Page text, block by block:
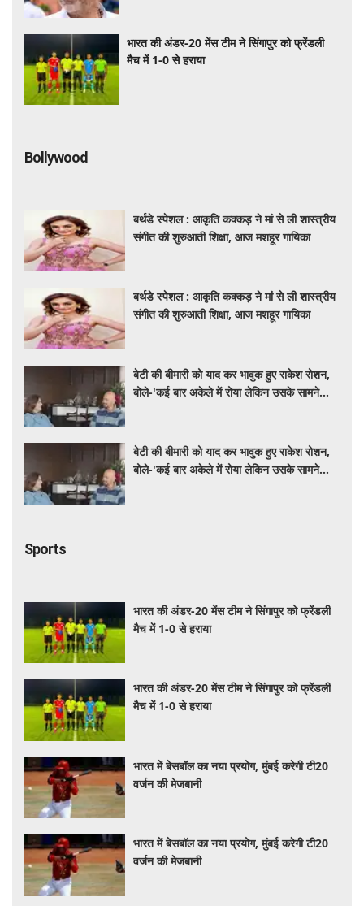
भारत की अंडर-20 मेंस टीम ने सिंगापुर को फ्रेंडली
मैच में 1-0 से हराया
Bollywood
बर्थडे स्पेशल : आकृति कक्कड़ ने मां से ली शास्त्रीय
संगीत की शुरुआती शिक्षा, आज मशहूर गायिका
बर्थडे स्पेशल : आकृति कक्कड़ ने मां से ली शास्त्रीय
संगीत की शुरुआती शिक्षा, आज मशहूर गायिका
बेटी की बीमारी को याद कर भावुक हुए राकेश रोशन,
बोले-'कई बार अकेले में रोया लेकिन उसके सामने
बेटी की बीमारी को याद कर भावुक हुए राकेश रोशन,
बोले-'कई बार अकेले में रोया लेकिन उसके सामने
Sports
भारत की अंडर-20 मेंस टीम ने सिंगापुर को फ्रेंडली
मैच में 1-0 से हराया
भारत की अंडर-20 मेंस टीम ने सिंगापुर को फ्रेंडली
मैच में 1-0 से हराया
भारत में बेसबॉल का नया प्रयोग, मुंबई करेगी टी20
वर्जन की मेजबानी
भारत में बेसबॉल का नया प्रयोग, मुंबई करेगी टी20
वर्जन की मेजबानी